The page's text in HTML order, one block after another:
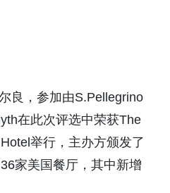
良，参加由S.Pellegrino
在此次评选中荣获The
举行，主办方颁发了
家美国餐厅，其中新增